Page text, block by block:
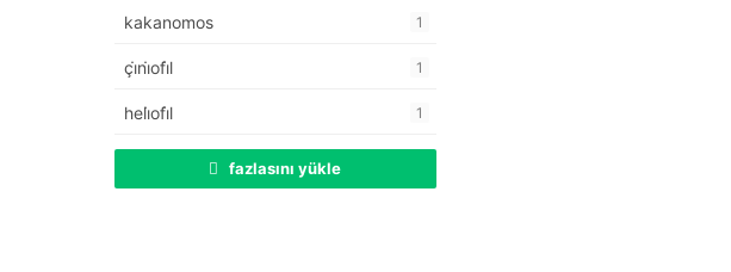
kakanomos 1
çi̇ni̇ofi̇l 1
heli̇ofi̇l 1
fazlasını yükle